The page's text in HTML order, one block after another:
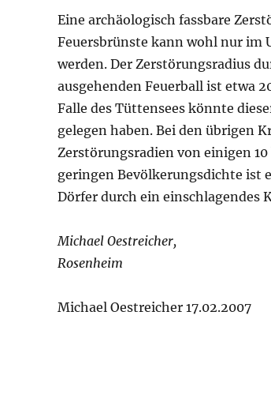
Eine archäologisch fassbare
Feuersbrünste kann wohl nur im
werden. Der Zerstörungsradius
ausgehenden Feuerball ist etwa
Falle des Tüttensees könnte
gelegen haben. Bei den übrigen
Zerstörungsradien von einigen
geringen Bevölkerungsdichte ist
Dörfer durch ein einschlagendes
Michael Oestreicher,
Rosenheim
Michael Oestreicher 17.02.2007